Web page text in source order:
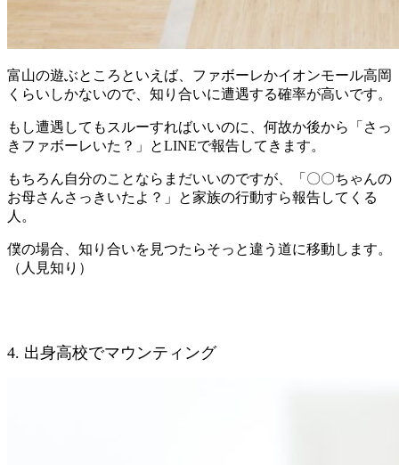
富山の遊ぶところといえば、ファボーレかイオンモール高岡
くらいしかないので、知り合いに遭遇する確率が高いです。
もし遭遇してもスルーすればいいのに、何故か後から「さっ
きファボーレいた？」とLINEで報告してきます。
もちろん自分のことならまだいいのですが、「〇〇ちゃんの
お母さんさっきいたよ？」と家族の行動すら報告してくる
人。
僕の場合、知り合いを見つたらそっと違う道に移動します。
（人見知り）
4. 出身高校でマウンティング